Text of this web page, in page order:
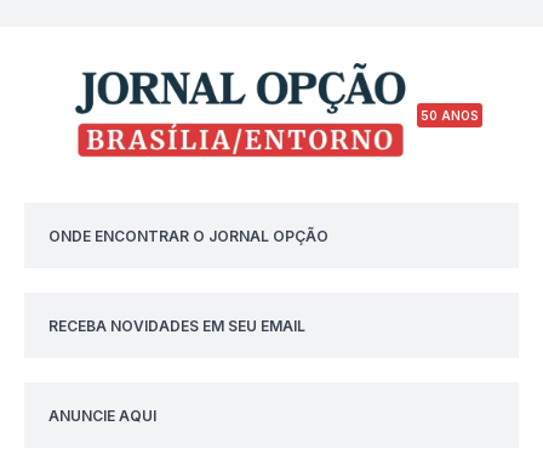
50 ANOS
ONDE ENCONTRAR O JORNAL OPÇÃO
RECEBA NOVIDADES EM SEU EMAIL
ANUNCIE AQUI